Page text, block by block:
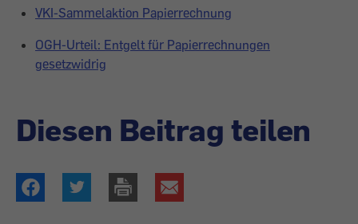
VKI-Sammelaktion Papierrechnung
OGH-Urteil: Entgelt für Papierrechnungen
gesetzwidrig
Diesen Beitrag teilen